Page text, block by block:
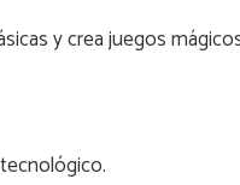
y crea juegos